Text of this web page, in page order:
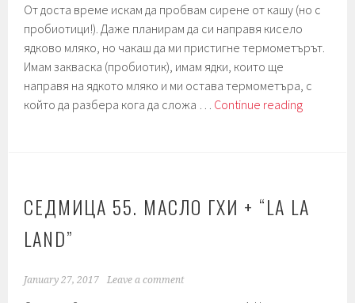
От доста време искам да пробвам сирене от кашу (но с
пробиотици!). Даже планирам да си направя кисело
ядково мляко, но чакаш да ми пристигне термометърът.
Имам закваска (пробиотик), имам ядки, които ще
направя на ядкото мляко и ми остава термометъра, с
който да разбера кога да сложа … Continue readingСедмица
+
“Fantastic
СЕДМИЦА 55. МАСЛО ГХИ + “LA LA
LAND”
January 27, 2017 Leave a comment